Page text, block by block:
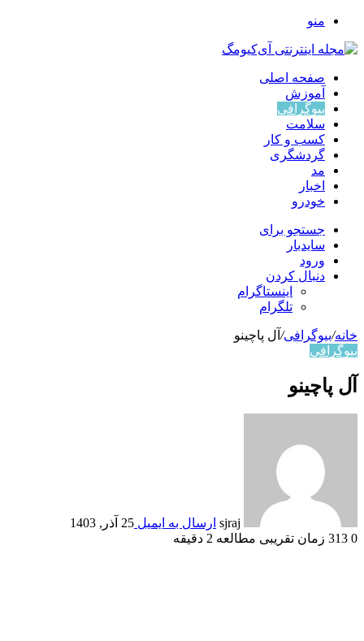
منو
صفحه اصلی
آموزش
بیوگرافی
سلامت
کسب و کار
گردشگری
مد
اخبار
خودرو
جستجو برای
سایدبار
ورود
دنبال کردن
اینستاگرام
تلگرام
خانه/بیوگرافی/ آل پاچینو
بیوگرافی
آل پاچینو
sjraj ارسال به ایمیل 25 آذر, 1403
0
زمان تقریبی مطالعه 2 دقیقه